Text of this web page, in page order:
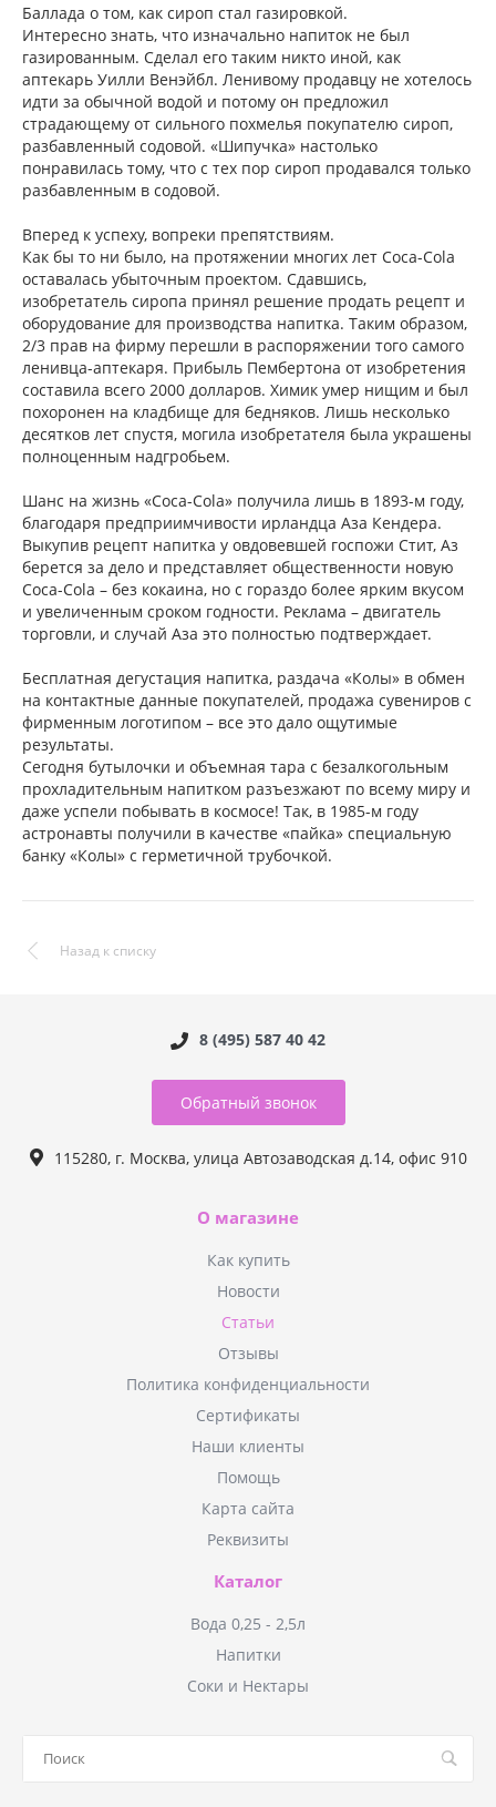
Баллада о том, как сироп стал газировкой.
Интересно знать, что изначально напиток не был
газированным. Сделал его таким никто иной, как
аптекарь Уилли Венэйбл. Ленивому продавцу не хотелось
идти за обычной водой и потому он предложил
страдающему от сильного похмелья покупателю сироп,
разбавленный содовой. «Шипучка» настолько
понравилась тому, что с тех пор сироп продавался только
разбавленным в содовой.
Вперед к успеху, вопреки препятствиям.
Как бы то ни было, на протяжении многих лет Coca-Cola
оставалась убыточным проектом. Сдавшись,
изобретатель сиропа принял решение продать рецепт и
оборудование для производства напитка. Таким образом,
2/3 прав на фирму перешли в распоряжении того самого
ленивца-аптекаря. Прибыль Пембертона от изобретения
составила всего 2000 долларов. Химик умер нищим и был
похоронен на кладбище для бедняков. Лишь несколько
десятков лет спустя, могила изобретателя была украшены
полноценным надгробьем.
Шанс на жизнь «Coca-Cola» получила лишь в 1893-м году,
благодаря предприимчивости ирландца Аза Кендера.
Выкупив рецепт напитка у овдовевшей госпожи Стит, Аз
берется за дело и представляет общественности новую
Coca-Cola – без кокаина, но с гораздо более ярким вкусом
и увеличенным сроком годности. Реклама – двигатель
торговли, и случай Аза это полностью подтверждает.
Бесплатная дегустация напитка, раздача «Колы» в обмен
на контактные данные покупателей, продажа сувениров с
фирменным логотипом – все это дало ощутимые
результаты.
Сегодня бутылочки и объемная тара с безалкогольным
прохладительным напитком разъезжают по всему миру и
даже успели побывать в космосе! Так, в 1985-м году
астронавты получили в качестве «пайка» специальную
банку «Колы» с герметичной трубочкой.
Назад к списку
8 (495) 587 40 42
Обратный звонок
115280, г. Москва, улица Автозаводская д.14, офис 910
О магазине
Как купить
Новости
Статьи
Отзывы
Политика конфиденциальности
Сертификаты
Наши клиенты
Помощь
Карта сайта
Реквизиты
Каталог
Вода 0,25 - 2,5л
Напитки
Соки и Нектары